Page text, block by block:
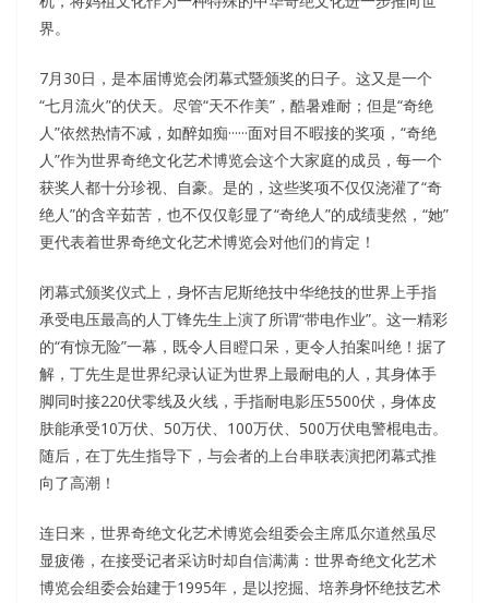
界。
7月30日，是本届博览会闭幕式暨颁奖的日子。这又是一个
“七月流火”的伏天。尽管“天不作美”，酷暑难耐；但是“奇绝
人”依然热情不减，如醉如痴······面对目不暇接的奖项，“奇绝
人”作为世界奇绝文化艺术博览会这个大家庭的成员，每一个
获奖人都十分珍视、自豪。是的，这些奖项不仅仅浇灌了“奇
绝人”的含辛茹苦，也不仅仅彰显了“奇绝人”的成绩斐然，“她”
更代表着世界奇绝文化艺术博览会对他们的肯定！
闭幕式颁奖仪式上，身怀吉尼斯绝技中华绝技的世界上手指
承受电压最高的人丁锋先生上演了所谓“带电作业”。这一精彩
的“有惊无险”一幕，既令人目瞪口呆，更令人拍案叫绝！据了
解，丁先生是世界纪录认证为世界上最耐电的人，其身体手
脚同时接220伏零线及火线，手指耐电影压5500伏，身体皮
肤能承受10万伏、50万伏、100万伏、500万伏电警棍电击。
随后，在丁先生指导下，与会者的上台串联表演把闭幕式推
向了高潮！
连日来，世界奇绝文化艺术博览会组委会主席瓜尔道然虽尽
显疲倦，在接受记者采访时却自信满满：世界奇绝文化艺术
博览会组委会始建于1995年，是以挖掘、培养身怀绝技艺术